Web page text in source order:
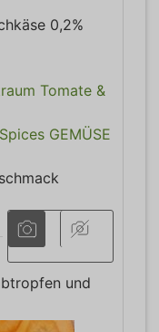
0,2%
Tomate &
GEMÜSE
und